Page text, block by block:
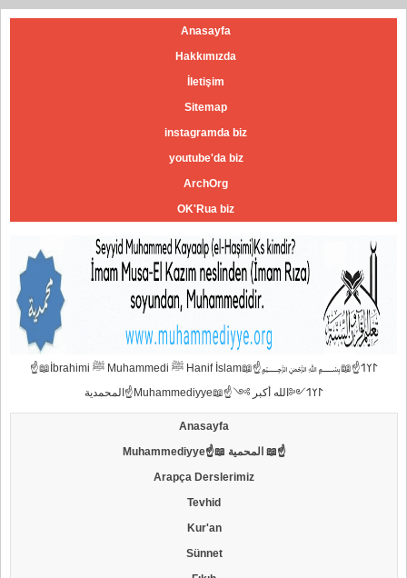
Anasayfa
Hakkımızda
İletişim
Sitemap
instagramda biz
youtube'da biz
ArchOrg
OK'Rua biz
☝📖İbrahimi ﷺ Muhammedi ﷺ Hanif İslam📖☝﷽𐰃𐰠𐰯☝📖
المحمدية☝Muhammediyye📖☝𐰃𐰠𐰯༺الله أكبر ༻
Anasayfa
Muhammediyye☝📖 المحمية 📖☝
Arapça Derslerimiz
Tevhid
Kur'an
Sünnet